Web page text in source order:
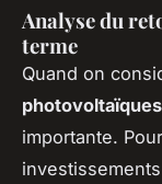
Analyse du
terme
Quand on
photovoltaïques
importante.